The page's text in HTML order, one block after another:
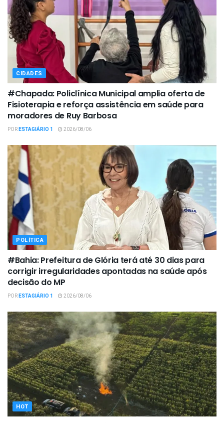
CIDADES
#Chapada: Policlínica Municipal amplia oferta de
Fisioterapia e reforça assistência em saúde para
moradores de Ruy Barbosa
PORESTAGIÁRIO 1 2026/08/06
POLÍTICA
#Bahia: Prefeitura de Glória terá até 30 dias para
corrigir irregularidades apontadas na saúde após
decisão do MP
PORESTAGIÁRIO 1 2026/08/06
HOT